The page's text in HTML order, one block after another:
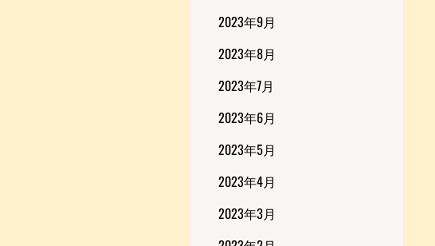
2023年9月
2023年8月
2023年7月
2023年6月
2023年5月
2023年4月
2023年3月